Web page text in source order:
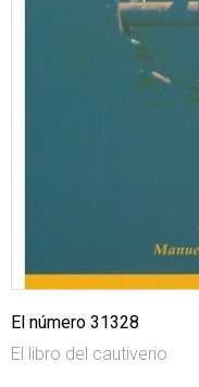
El número 31328
El libro del cautiverio